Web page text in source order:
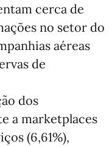
cerca de
no setor do
aéreas
de
dos
a marketplaces
(6,61%),